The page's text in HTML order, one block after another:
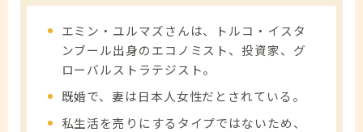
エミン・ユルマズさんは、トルコ・イスタ
ンブール出身のエコノミスト、投資家、グ
ローバルストラテジスト。
既婚で、妻は日本人女性だとされている。
私生活を売りにするタイプではないため、